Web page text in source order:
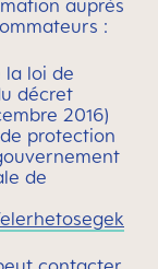
auprès
:
la loi de
décret
2016)
protection
de